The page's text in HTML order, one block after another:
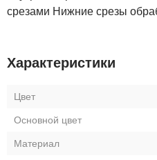
срезами Нижние срезы
Характеристики
Цвет
Основной цвет
Материал